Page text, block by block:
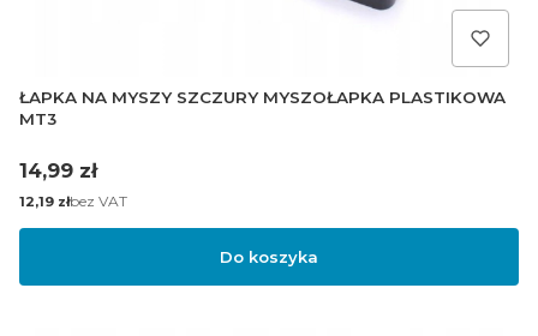
ŁAPKA NA MYSZY SZCZURY MYSZOŁAPKA PLASTIKOWA
MT3
Cena
14,99 zł
Cena
12,19 złbez VAT
Do koszyka